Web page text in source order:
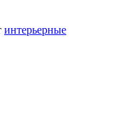
интерьерные